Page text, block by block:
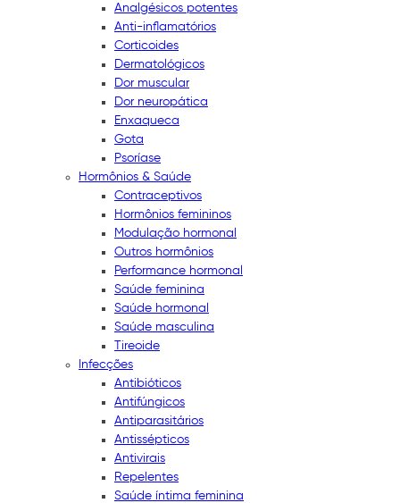
Analgésicos potentes
Anti-inflamatórios
Corticoides
Dermatológicos
Dor muscular
Dor neuropática
Enxaqueca
Gota
Psoríase
Hormônios & Saúde
Contraceptivos
Hormônios femininos
Modulação hormonal
Outros hormônios
Performance hormonal
Saúde feminina
Saúde hormonal
Saúde masculina
Tireoide
Infecções
Antibióticos
Antifúngicos
Antiparasitários
Antissépticos
Antivirais
Repelentes
Saúde íntima feminina